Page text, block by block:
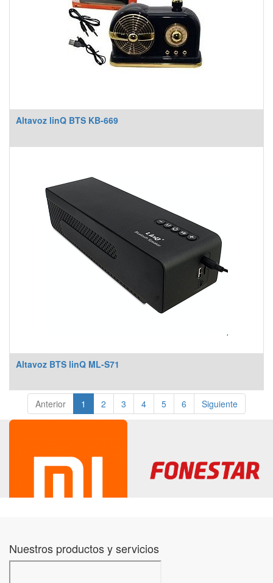
Altavoz linQ BTS KB-669
Altavoz BTS linQ ML-S71
Anterior 1 2 3 4 5 6 Siguiente
Nuestros productos y servicios